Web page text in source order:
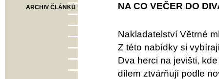
ARCHIV ČLÁNKŮ
NA CO VEČER DO
Nakladatelství Větrné
Z této nabídky si
Dva herci na jevišti,
dílem ztvárňují podle